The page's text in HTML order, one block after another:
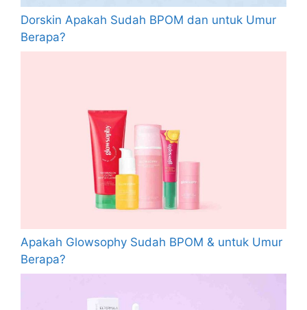
Dorskin Apakah Sudah BPOM dan untuk Umur
Berapa?
Apakah Glowsophy Sudah BPOM & untuk Umur
Berapa?